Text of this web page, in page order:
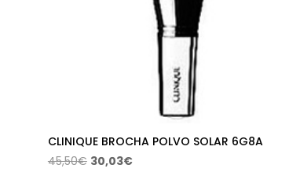
CLINIQUE BROCHA POLVO SOLAR 6G8A
45,50€ El
30,03€El